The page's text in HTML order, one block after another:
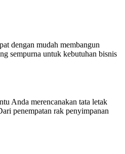
dengan mudah membangun
sempurna untuk kebutuhan bisnis
Anda merencanakan tata letak
penempatan rak penyimpanan